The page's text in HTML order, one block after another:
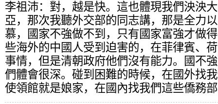
李祖沛： 對，越是快。這也體現我們泱泱
亞，那次我聽外交部的同志講，那是全力
慕，國家不強做不到，只有國家富強才做
些海外的中國人受到迫害的，在菲律賓、
事情，但是清朝政府他們沒有能力。國不
們體會很深。碰到困難的時候，在國外找
使領館就是娘家，在國內找我們這些僑務